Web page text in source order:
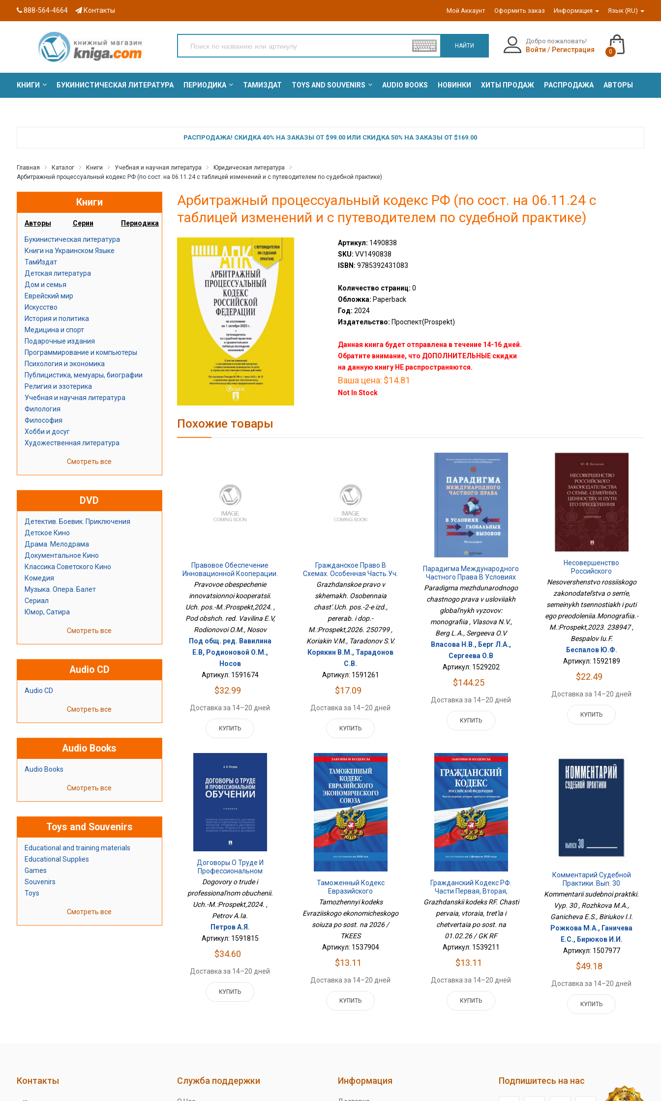
888-564-4664 Контакты Мой Аккаунт Оформить заказ Информация Язык (RU)
НАЙТИ
Добро пожаловать!
Войти / Регистрация 0
КНИГИ БУКИНИСТИЧЕСКАЯ ЛИТЕРАТУРА ПЕРИОДИКА ТАМИЗДАТ TOYS AND SOUVENIRS AUDIO BOOKS НОВИНКИ ХИТЫ ПРОДАЖ РАСПРОДАЖА АВТОРЫ
РАСПРОДАЖА! СКИДКА 40% НА ЗАКАЗЫ ОТ $99.00 ИЛИ СКИДКА 50% НА ЗАКАЗЫ ОТ $169.00
Главная Каталог Книги Учебная и научная литература
Юридическая литература
Арбитражный процессуальный кодекс РФ (по сост. на 06.11.24 с таблицей изменений и с путеводителем по судебной практике)
Книги
Авторы Серии Периодика
Букинистическая литература
Книги на Украинском Языке
ТамИздат
Детская литература
Дом и семья
Еврейский мир
Искусство
История и политика
Медицина и спорт
Подарочные издания
Программирование и компьютеры
Психология и экономика
Публицистика, мемуары, биографии
Религия и эзотерика
Учебная и научная литература
Филология
Философия
Хобби и досуг
Художественная литература
Смотреть все
DVD
Детектив. Боевик. Приключения
Детское Кино
Драма. Мелодрама
Документальное Кино
Классика Советского Кино
Комедия
Музыка. Опера. Балет
Сериал
Юмор, Сатира
Смотреть все
Audio CD
Audio CD
Смотреть все
Audio Books
Audio Books
Смотреть все
Toys and Souvenirs
Educational and training materials
Educational Supplies
Games
Souvenirs
Toys
Смотреть все
Арбитражный процессуальный кодекс РФ (по сост. на 06.11.24 с
таблицей изменений и с путеводителем по судебной практике)
Артикул: 1490838
SKU: VV1490838
ISBN: 9785392431083
Количество страниц: 0
Обложка: Paperback
Год: 2024
Издательство: Проспект(Prospekt)
Данная книга будет отправлена в течение 14-16 дней.
Обратите внимание, что ДОПОЛНИТЕЛЬНЫЕ скидки
на данную книгу НЕ распространяются.
Ваша цена: $14.81
Not In Stock
Похожие товары
Правовое Обеспечение
Инновационной Кооперации.
Уч. Пос.-М.:Проспект,2024.
Pravovoe obespechenie
innovatsionnoi kooperatsii.
Uch. pos.-M.:Prospekt,2024. ,
Pod obshch. red. Vavilina E.V,
Rodionovoi O.M., Nosov
Под общ. ред. Вавилина
Е.В, Родионовой О.М.,
Носов
Артикул: 1591674
$32.99
Доставка за 14–20 дней
КУПИТЬ
Гражданское Право В
Схемах. Особенная Часть.Уч.
Пос.-2-Е Изд., Перераб. И
Доп.-М.:Проспект,2026.
250799
Grazhdanskoe pravo v
skhemakh. Osobennaia
chast'.Uch. pos.-2-e izd.,
pererab. i dop.-
M.:Prospekt,2026. 250799 ,
Koriakin V.M., Taradonov S.V.
Корякин В.М., Тарадонов
С.В.
Артикул: 1591261
$17.09
Доставка за 14–20 дней
КУПИТЬ
Парадигма Международного
Частного Права В Условиях
Глобальных Вызовов:
Paradigma mezhdunarodnogo
chastnogo prava v usloviiakh
global'nykh vyzovov:
monografiia , Vlasova N.V.,
Berg L.A., Sergeeva O.V
Власова Н.В., Берг Л.А.,
Сергеева О.В
Артикул: 1529202
$144.25
Доставка за 14–20 дней
КУПИТЬ
Несовершенство
Российского
Законодательства О Семье,
Семейных Ценностях И Пути
Его
Преодоления.Монография.-
М.:Проспект,2023. 238947
Nesovershenstvo rossiiskogo
zakonodatel'stva o sem'e,
semeinykh tsennostiakh i puti
ego preodoleniia.Monografiia.-
M.:Prospekt,2023. 238947 ,
Bespalov Iu.F.
Беспалов Ю.Ф.
Артикул: 1592189
$22.49
Доставка за 14–20 дней
КУПИТЬ
Договоры О Труде И
Профессиональном
Обучении. Уч.-
М.:Проспект,2024.
Dogovory o trude i
professional'nom obuchenii.
Uch.-M.:Prospekt,2024. ,
Petrov A.Ia.
Петров А.Я.
Артикул: 1591815
$34.60
Доставка за 14–20 дней
КУПИТЬ
Таможенный Кодекс
Евразийского
Экономического Союза По
Сост. На 2026 / ТКЕЭС
Tamozhennyi kodeks
Evraziiskogo ekonomicheskogo
soiuza po sost. na 2026 /
TKEES
Артикул: 1537904
$13.11
Доставка за 14–20 дней
КУПИТЬ
Гражданский Кодекс РФ.
Части Первая, Вторая,
Третья И Четвертая По Сост.
На 01.02.26 / ГК РФ
Grazhdanskii kodeks RF. Chasti
pervaia, vtoraia, tret'ia i
chetvertaia po sost. na
01.02.26 / GK RF
Артикул: 1539211
$13.11
Доставка за 14–20 дней
КУПИТЬ
Комментарий Судебной
Практики. Вып. 30
Kommentarii sudebnoi praktiki.
Vyp. 30 , Rozhkova M.A.,
Ganicheva E.S., Biriukov I.I.
Рожкова М.А., Ганичева
Е.С., Бирюков И.И.
Артикул: 1507977
$49.18
Доставка за 14–20 дней
КУПИТЬ
Контакты Служба поддержки Информация Подпишитесь на нас